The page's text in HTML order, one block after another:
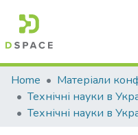
Communities & Collections
All of DSpace
Home